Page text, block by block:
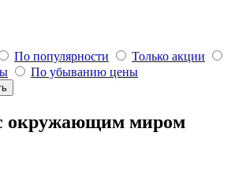
По популярности
Только акции
По убыванию цены
окружающим миром